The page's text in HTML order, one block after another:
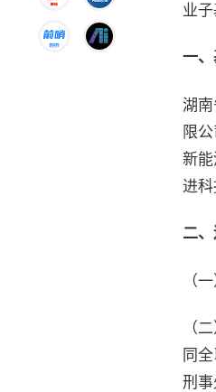
业
一、
湖
限
新
进科
二、
（
（
同
刑